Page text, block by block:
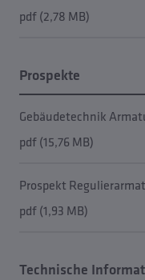
pdf (2,78 MB)
Prospekte
Gebäudetechnik
pdf (15,76 MB)
Prospekt
pdf (1,93 MB)
Technische